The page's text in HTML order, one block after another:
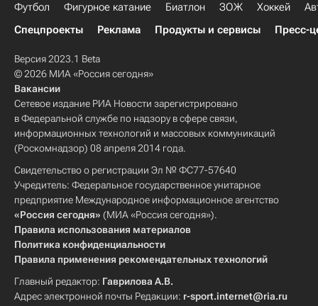
Футбол Фигурное катание Биатлон ЗОЖ Хоккей
Спецпроекты
Реклама Продукты и сервисы Пресс-
Версия 2023.1 Beta
© 2026 МИА «Россия сегодня»
Вакансии
Сетевое издание РИА Новости зарегистрировано
в Федеральной службе по надзору в сфере связи,
информационных технологий и массовых коммуникаций
(Роскомнадзор) 08 апреля 2014 года.
Свидетельство о регистрации Эл № ФС77-57640
Учредитель: Федеральное государственное унитарное
предприятие Международное информационное агентство
«Россия сегодня» (МИА «Россия сегодня»).
Правила использования материалов
Политика конфиденциальности
Правила применения рекомендательных технологий
Главный редактор: Гаврилова А.В.
Адрес электронной почты Редакции: r-sport.internet@ria.ru